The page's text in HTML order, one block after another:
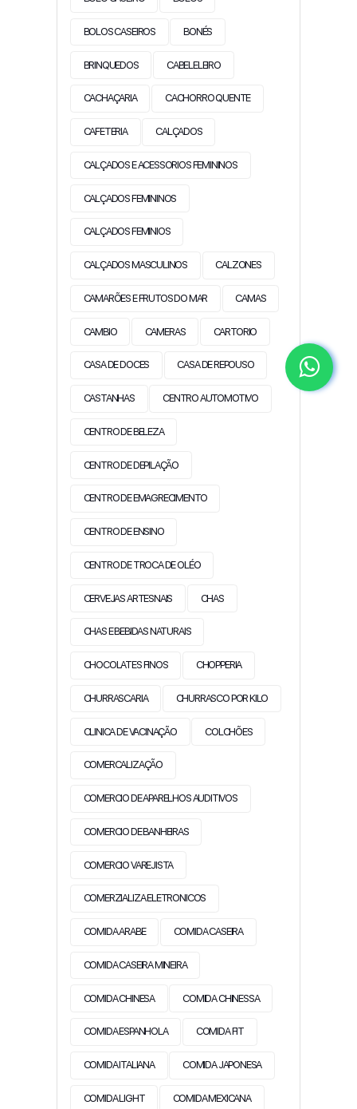
BOLOS CASEIROS BONÉS
BRINQUEDOS CABELELEIRO
CACHAÇARIA CACHORRO QUENTE
CAFETERIA CALÇADOS
CALÇADOS E ACESSORIOS FEMININOS
CALÇADOS FEMININOS
CALÇADOS FEMINIOS
CALÇADOS MASCULINOS CALZONES
CAMARÕES E FRUTOS DO MAR CAMAS
CAMBIO CAMERAS CARTORIO
CASA DE DOCES CASA DE REPOUSO
CASTANHAS CENTRO AUTOMOTIVO
CENTRO DE BELEZA
CENTRO DE DEPILAÇÃO
CENTRO DE EMAGRECIMENTO
CENTRO DE ENSINO
CENTRO DE TROCA DE OLÉO
CERVEJAS ARTESNAIS CHAS
CHAS E BEBIDAS NATURAIS
CHOCOLATES FINOS CHOPPERIA
CHURRASCARIA CHURRASCO POR KILO
CLINICA DE VACINAÇÃO COLCHÕES
COMERCALIZAÇÃO
COMERCIO DE APARELHOS AUDITIVOS
COMERCIO DE BANHEIRAS
COMERCIO VAREJISTA
COMERZIALIZA ELETRONICOS
COMIDA ARABE COMIDA CASEIRA
COMIDA CASEIRA MINEIRA
COMIDA CHINESA COMIDA CHINESSA
COMIDA ESPANHOLA COMIDA FIT
COMIDA ITALIANA COMIDA JAPONESA
COMIDA LIGHT COMIDA MEXICANA